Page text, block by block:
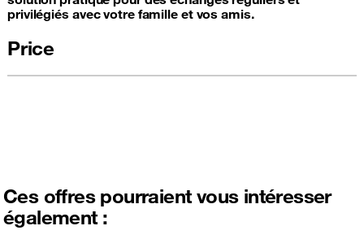
privilégiés avec votre famille et vos amis.
Price
Ces offres pourraient vous intéresser
également :